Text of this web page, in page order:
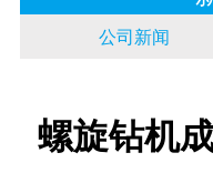
公司新闻
螺旋钻机